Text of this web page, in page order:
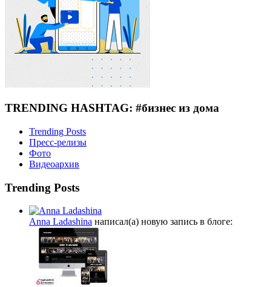
TRENDING HASHTAG: #бизнес из дома
Trending Posts
Пресс-релизы
Фото
Видеоархив
Trending Posts
Anna Ladashina написал(а) новую запись в блоге: